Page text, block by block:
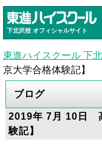
下北沢校 オフィシャルサイト
東進ハイスクール 下
京大学合格体験記】
ブログ
2019年 7月 10日
験記】